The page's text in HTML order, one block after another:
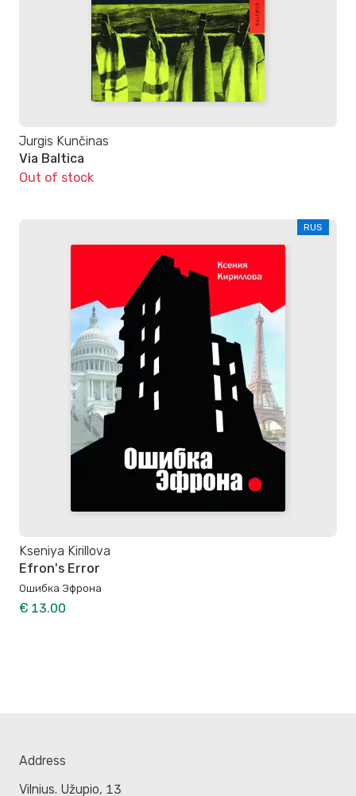
Jurgis Kunčinas
Via Baltica
Out of stock
RUS
Kseniya Kirillova
Efron's Error
Ошибка Эфрона
€ 13.00
Address
Vilnius. Užupio, 13